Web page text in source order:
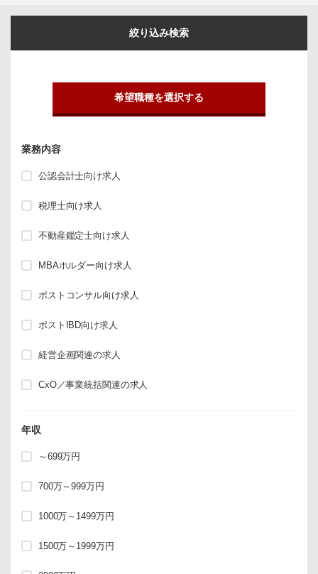
絞り込み検索
希望職種を選択する
業務内容
公認会計士向け求人
税理士向け求人
不動産鑑定士向け求人
MBAホルダー向け求人
ポストコンサル向け求人
ポストIBD向け求人
経営企画関連の求人
CxO／事業統括関連の求人
年収
～699万円
700万～999万円
1000万～1499万円
1500万～1999万円